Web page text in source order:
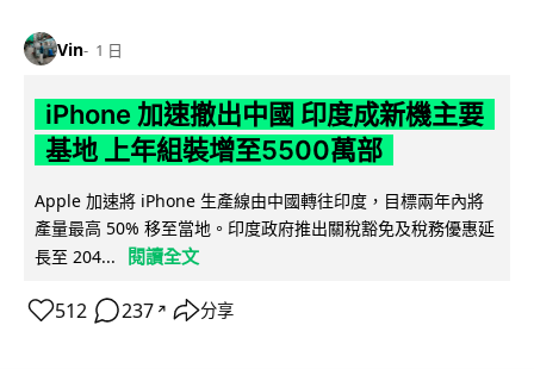
Vin 1 日
iPhone 加速撤出中國 印度成新機主要
基地 上年組裝增至5500萬部
Apple 加速將 iPhone 生產線由中國轉往印度，目標兩年內將
產量最高 50% 移至當地。印度政府推出關稅豁免及稅務優惠延
長至 204...
閱讀全文
512 237 ↗ 分享